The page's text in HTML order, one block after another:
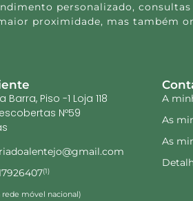
personalizado, consultas
proximidade, mas também
Piso -1 Loja 118
Nº59
(1)
rede móvel nacional)
A
As
As